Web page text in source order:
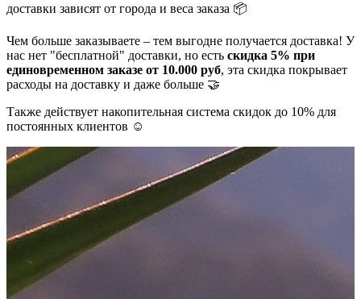
доставки зависят от города и веса заказа 📦
Чем больше заказываете – тем выгодне получается доставка! У
нас нет "бесплатной" доставки, но есть скидка 5% при
единовременном заказе от 10.000 руб, эта скидка покрывает
расходы на доставку и даже больше 🤝
Также действует накопительная система скидок до 10% для
постоянных клиентов ☺️